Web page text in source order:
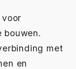
bouwen.
met
en